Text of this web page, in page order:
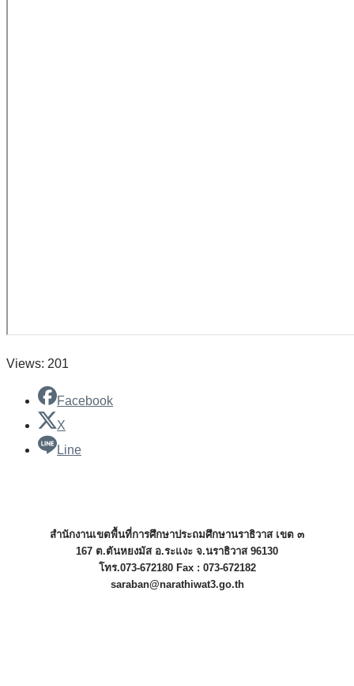
Views: 201
Facebook
X
Line
สำนักงานเขตพื้นที่การศึกษาประถมศึกษานราธิวาส เขต ๓
167 ต.ตันหยงมัส อ.ระแงะ จ.นราธิวาส 96130
โทร.073-672180 Fax : 073-672182
saraban@narathiwat3.go.th